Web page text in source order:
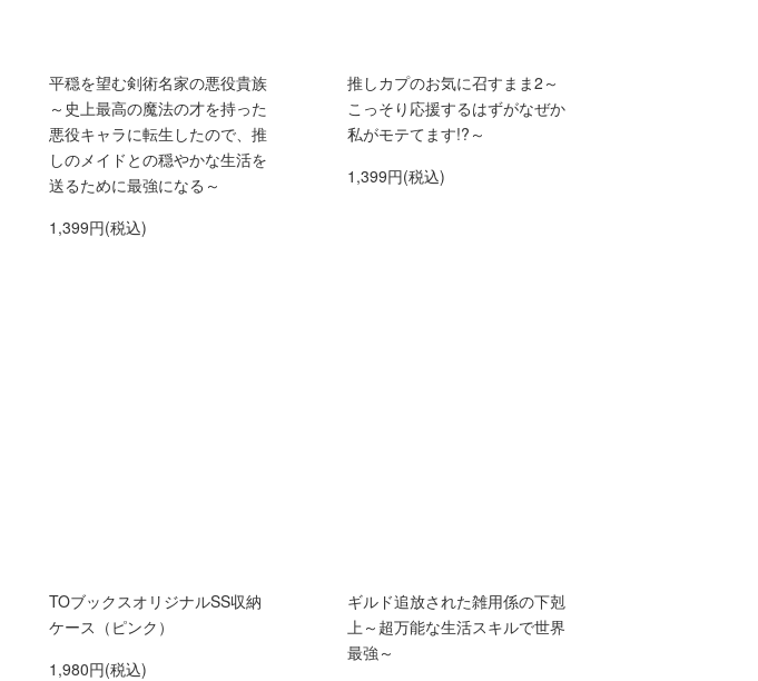
平穏を望む剣術名家の悪役貴族
～史上最高の魔法の才を持った
悪役キャラに転生したので、推
しのメイドとの穏やかな生活を
送るために最強になる～
1,399円(税込)
推しカプのお気に召すまま2～
こっそり応援するはずがなぜか
私がモテてます!?～
1,399円(税込)
TOブックスオリジナルSS収納
ケース（ピンク）
1,980円(税込)
ギルド追放された雑用係の下剋
上～超万能な生活スキルで世界
最強～